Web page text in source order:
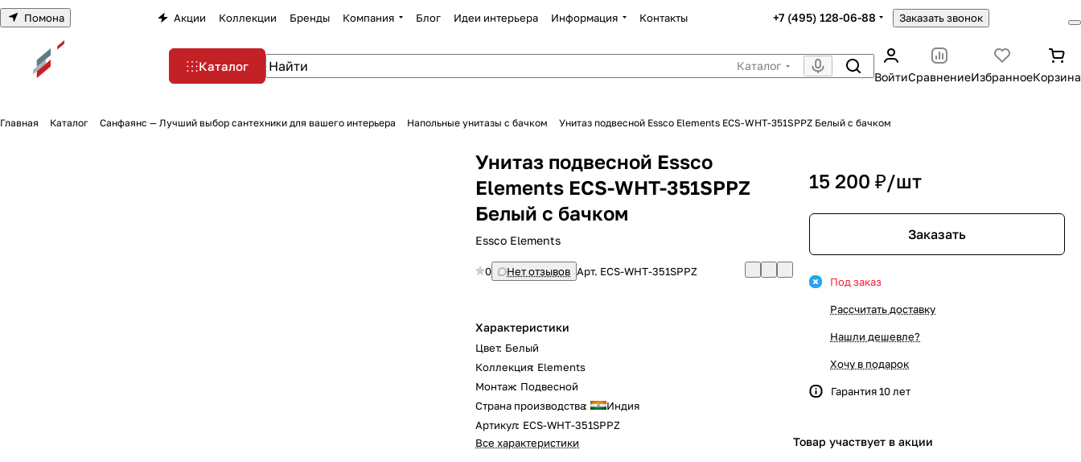
Помона Акции Коллекции Бренды Компания Блог Идеи интерьера Информация Контакты +7 (495) 128-06-88 Заказать звонок
Каталог
Каталог
ВойтиСравнениеИзбранноеКорзина
Главная Каталог Санфаянс — Лучший выбор сантехники для вашего интерьера Напольные унитазы с бачком Унитаз подвесной Essco Elements ECS-WHT-351SPPZ Белый с бачком
Унитаз подвесной Essco
Elements ECS-WHT-351SPPZ
Белый с бачком
Essco Elements
0 Нет отзывов Арт. ECS-WHT-351SPPZ
Характеристики
Цвет: Белый
Коллекция: Elements
Монтаж: Подвесной
Страна производства:
Индия
Артикул: ECS-WHT-351SPPZ
Все характеристики
15 200 ₽/шт
Заказать
Под заказ
Рассчитать доставку
Нашли дешевле?
Хочу в подарок
Гарантия 10 лет
Товар участвует в акции